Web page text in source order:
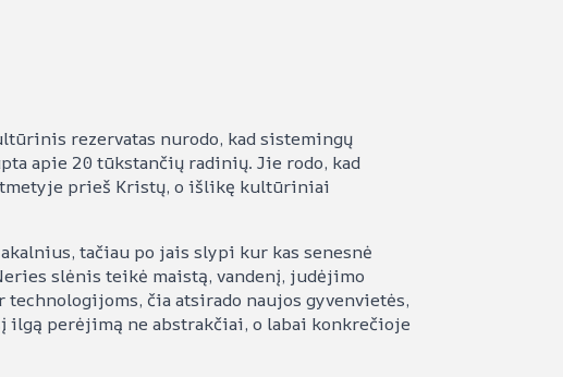
rezervatas nurodo, kad sistemingų
apie 20 tūkstančių radinių. Jie rodo, kad
prieš Kristų, o išlikę kultūriniai
tačiau po jais slypi kur kas senesnė
slėnis teikė maistą, vandenį, judėjimo
čia atsirado naujos gyvenvietės,
perėjimą ne abstrakčiai, o labai konkrečioje